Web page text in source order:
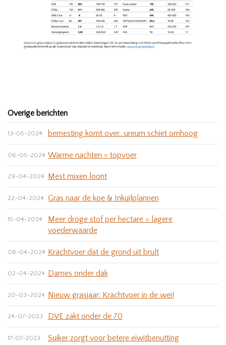
Overige berichten
13-05-2024 bemesting komt over.. ureum schiet omhoog
06-05-2024 Warme nachten = topvoer
29-04-2024 Mest mixen loont
22-04-2024 Gras naar de koe & Inkuilplannen
15-04-2024
Meer droge stof per hectare = lagere
voederwaarde
08-04-2024 Krachtvoer dat de grond uit brult
02-04-2024 Dames onder dak
20-03-2024 Nieuw grasjaar: Krachtvoer in de wei!
24-07-2023 DVE zakt onder de 70
17-07-2023 Suiker zorgt voor betere eiwitbenutting